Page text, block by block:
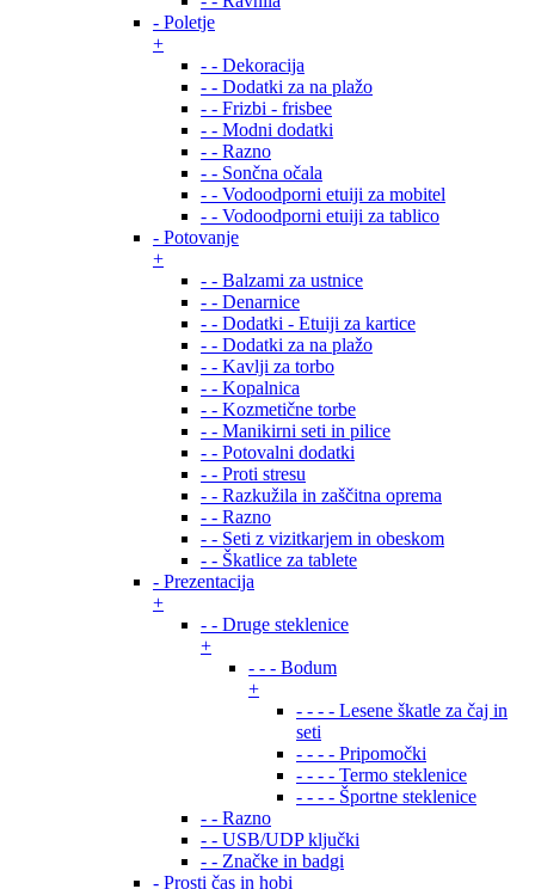
- Poletje
+
- - Dekoracija
- - Dodatki za na plažo
- - Frizbi - frisbee
- - Modni dodatki
- - Razno
- - Sončna očala
- - Vodoodporni etuiji za mobitel
- - Vodoodporni etuiji za tablico
- Potovanje
+
- - Balzami za ustnice
- - Denarnice
- - Dodatki - Etuiji za kartice
- - Dodatki za na plažo
- - Kavlji za torbo
- - Kopalnica
- - Kozmetične torbe
- - Manikirni seti in pilice
- - Potovalni dodatki
- - Proti stresu
- - Razkužila in zaščitna oprema
- - Razno
- - Seti z vizitkarjem in obeskom
- - Škatlice za tablete
- Prezentacija
+
- - Druge steklenice
+
- - - Bodum
+
- - - - Lesene škatle za čaj in
seti
- - - - Pripomočki
- - - - Termo steklenice
- - - - Športne steklenice
- - Razno
- - USB/UDP ključki
- - Značke in badgi
- Prosti čas in hobi